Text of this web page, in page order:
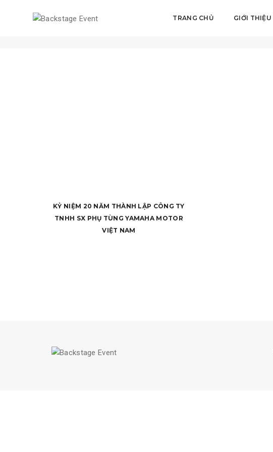
TRANG CHỦ GIỚI THIỆU
YAMAHA
KỶ NIỆM 20 NĂM THÀNH LẬP CÔNG TY
TNHH SX PHỤ TÙNG YAMAHA MOTOR
VIỆT NAM